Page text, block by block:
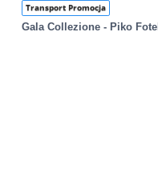
Transport Promocja
Gala Collezione - Piko Fotel